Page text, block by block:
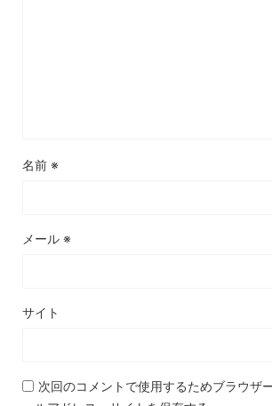
名前 ※
メール ※
サイト
次回のコメントで使用するためブラウザ